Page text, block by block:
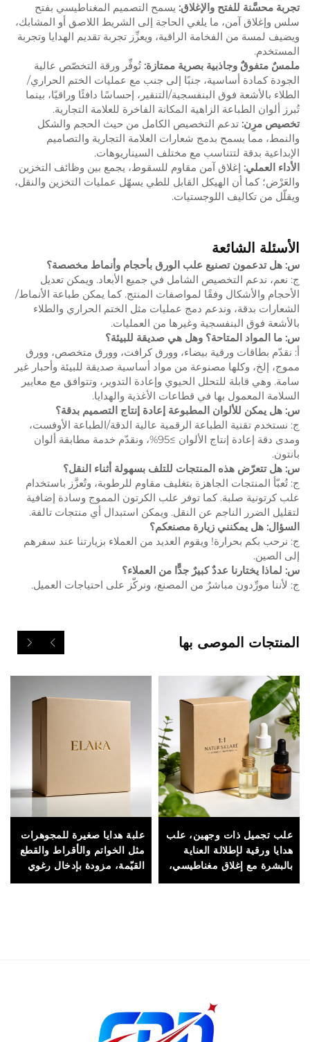
تجربة محسَّنة للفتح والإغلاق: يسمح التصميم المغناطيسي بفتح
سلس وإغلاق آمن، ما يلغي الحاجة إلى الشريط اللاصق أو المشابك،
ويضيف لمسة من الفخامة الراقية، ويعزِّز تجربة تقديم الهدايا وتجربة
المستخدم.
ملمسٌ متفوقٌ وجاذبية بصرية ممتازة: تُوفِّر ورقة التخصّص عالية
الجودة كمادة أساسية، جنبًا إلى جنب مع عمليات الختم الحراري/
الطلاء بالأشعة فوق البنفسجية/التنقير، إحساسًا دافئًا وراقيًا، بينما
تُبرز ألوان الطباعة الزاهية المكانة الفاخرة للعلامة التجارية.
تخصيص مرِن: تدعم التخصيص الكامل من حيث الحجم والشكل
والنمط، مما يسمح بدمج شعارات العلامة التجارية والتصاميم
الإبداعية بدقة لتتناسب مع مختلف السيناريوهات.
الأداء العملي: إغلاق آمن مقاوم للسقوط، يجمع بين وظائف التخزين
والعَرْض؛ كما أن الهيكل القابل للطي يسهّل عمليات التخزين والنقل،
ويقلّل من تكاليف اللوجستيات.
الأسئلة الشائعة
س: هل تدعمون تصنيع علب الورق بأحجام وأنماط مخصصة؟
ج: نعم، ندعم التخصيص الشامل في جميع الأبعاد. ويمكن تعديل
الأحجام والأشكال وفقًا لمواصفات المنتج. كما يمكن طباعة الأنماط/
الشعارات بدقة، وندعم دمج عمليات مثل الختم الحراري والطلاء
بالأشعة فوق البنفسجية وغيرها من العمليات.
س: ما المواد المتاحة؟ وهل هي صديقة للبيئة؟
أ: نقدّم بطاقات ورقية بيضاء، وورق كرافت، وورق متخصص، وورق
مموج، إلخ، وكلها مصنوعة من مواد أساسية صديقة للبيئة وأحبار غير
سامة. وهي قابلة للتحلل الحيوي وإعادة التدوير، وتتوافق مع معايير
السلامة المعمول بها في قطاعات الأغذية والهدايا.
س: هل يمكن للألوان المطبوعة إعادة إنتاج التصميم بدقة؟
ج: نستخدم تقنية الطباعة الرقمية عالية الدقة/الطباعة الأوفست،
ومدى دقة إعادة إنتاج الألوان ≥95%، ونقدّم خدمة مطابقة ألوان
بانتون.
س: هل تتعرّض هذه المنتجات للتلف بسهولة أثناء النقل؟
ج: تُعبّأ المنتجات الجاهزة بتغليف مقاوم للرطوبة، وتُعزَّز باستخدام
علب كرتونية صلبة. كما توفر علب الكرتون المموج وسادة إضافية
لتقليل الضرر الناجم عن النقل. ويمكن استبدال أي منتجات تالفة.
السؤال: هل يمكنني زيارة مصنعكم؟
ج: نرحب بكم بحرارة! ويقوم العديد من العملاء بزيارتنا عند سفرهم
إلى الصين.
س: لماذا يختارنا عددٌ كبيرٌ جدًّا من العملاء؟
ج: لأننا مورِّدون مباشرٌ من المصنع، ونركّز على احتياجات العميل.
المنتجات الموصى بها
علب تجميل ذات وجهين، علب
هدايا ورقية لإطلالة العناية
بالبشرة مع إغلاق مغناطيسي،
مناسبة للتغليف الفاخر
علبة هدايا صغيرة للمجوهرات
مثل الخواتم والأقراط والقطع
القيّمة، مزودة بإدخال رغوي
لحماية المحتويات